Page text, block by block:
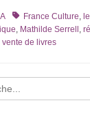
TagsFrance Culture,
, Mathilde Serrell ,
vente de livres